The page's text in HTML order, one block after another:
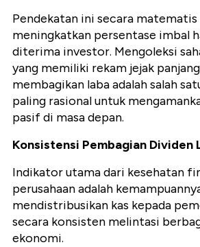
Pendekatan ini secara matematis
meningkatkan persentase imbal
diterima investor. Mengoleksi
yang memiliki rekam jejak
membagikan laba adalah salah
paling rasional untuk
pasif di masa depan.
Konsistensi Pembagian Dividen
Indikator utama dari kesehatan
perusahaan adalah
mendistribusikan kas kepada
secara konsisten melintasi
ekonomi.